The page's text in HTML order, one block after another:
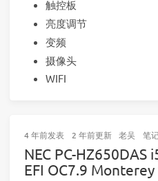
触控板
亮度调节
变频
摄像头
WIFI
4 年前发表 2 年前更新 老吴 笔
NEC PC-HZ650DAS
EFI OC7.9